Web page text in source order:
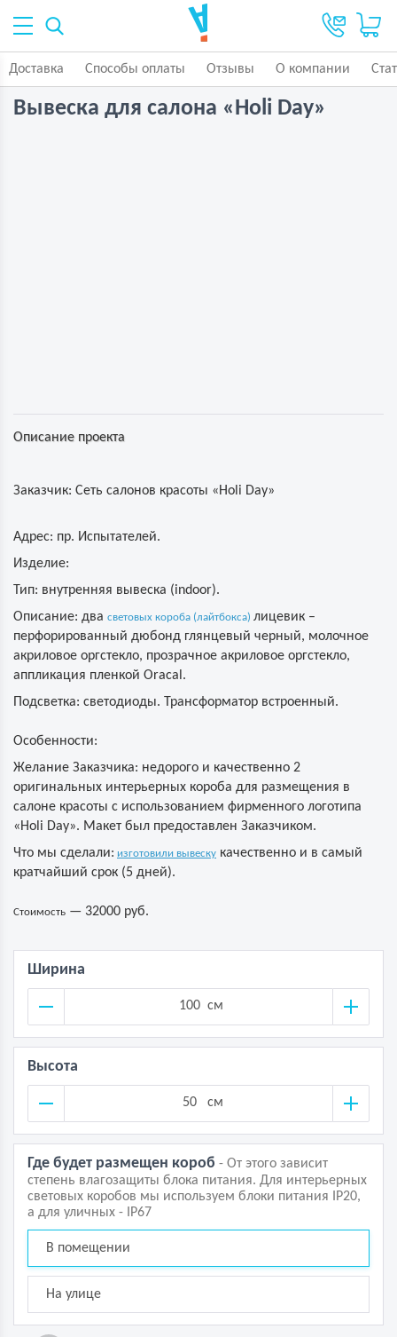
Доставка Способы оплаты Отзывы О компании
Вывеска для салона «Holi Day»
Описание проекта
Заказчик: Сеть салонов красоты «Holi Day»
Адрес: пр. Испытателей.
Изделие:
Тип: внутренняя вывеска (indoor).
Описание: два световых короба (лайтбокса) лицевик –
перфорированный дюбонд глянцевый черный, молочное
акриловое оргстекло, прозрачное акриловое оргстекло,
аппликация пленкой Oracal.
Подсветка: светодиоды. Трансформатор встроенный.
Особенности:
Желание Заказчика: недорого и качественно 2
оригинальных интерьерных короба для размещения в
салоне красоты с использованием фирменного логотипа
«Holi Day». Макет был предоставлен Заказчиком.
Что мы сделали: изготовили вывеску качественно и в самый
кратчайший срок (5 дней).
Стоимость — 32000 руб.
Ширина
см
Высота
см
Где будет размещен короб - От этого зависит
степень влагозащиты блока питания. Для интерьерных
световых коробов мы используем блоки питания IP20,
а для уличных - IP67
В помещении
На улице